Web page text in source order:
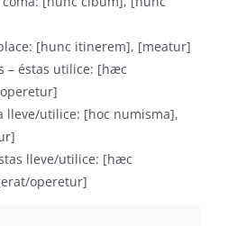
[hunc itinerem], [meatur]
– éstas utilice: [hæc
lleve/utilice: [hoc numisma],
lleve/utilice: [hæc
operetur]